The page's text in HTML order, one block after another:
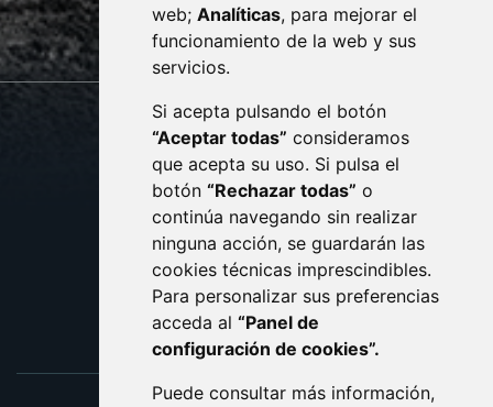
web; Analíticas, para mejorar el
funcionamiento de la web y sus
servicios.
Si acepta pulsando el botón
“Aceptar todas” consideramos
que acepta su uso. Si pulsa el
botón “Rechazar todas” o
continúa navegando sin realizar
ninguna acción, se guardarán las
cookies técnicas imprescindibles.
Para personalizar sus preferencias
acceda al “Panel de
configuración de cookies”.
Puede consultar más información,
monzon.es
CONTACTO
AVISO LEGAL
PROTECCIÓN DE DATOS
POLÍTICA DE COOKIES
ACCESIBILIDAD
ENLACE EXTERNO AL